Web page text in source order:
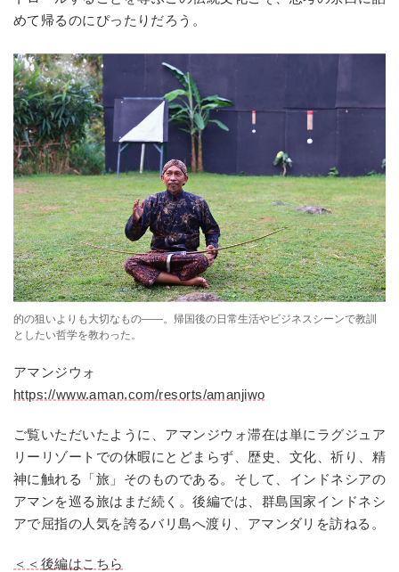
めて帰るのにぴったりだろう。
的の狙いよりも大切なもの——。帰国後の日常生活やビジネスシーンで教訓
としたい哲学を教わった。
アマンジウォ
https://www.aman.com/resorts/amanjiwo
ご覧いただいたように、アマンジウォ滞在は単にラグジュア
リーリゾートでの休暇にとどまらず、歴史、文化、祈り、精
神に触れる「旅」そのものである。そして、インドネシアの
アマンを巡る旅はまだ続く。後編では、群島国家インドネシ
アで屈指の人気を誇るバリ島へ渡り、アマンダリを訪ねる。
＜＜後編はこちら